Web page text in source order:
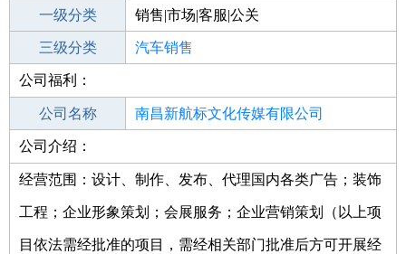
一级分类 销售|市场|客服|公关
二级分类 销售
三级分类 汽车销售
其他行业
公司福利：
公司名称 南昌新航标文化传媒有限公司
公司类型
公司介绍：
经营范围：设计、制作、发布、代理国内各类广告；装饰
工程；企业形象策划；会展服务；企业营销策划（以上项
目依法需经批准的项目，需经相关部门批准后方可开展经